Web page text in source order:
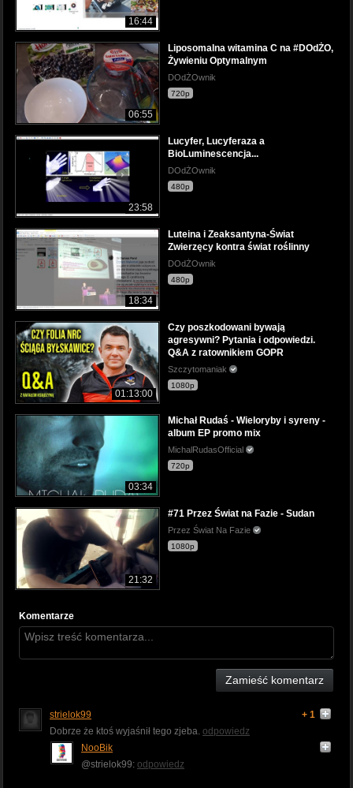
16:44
06:55
Liposomalna witamina C na #DOdŻO,
Żywieniu Optymalnym
DOdŻOwnik
720p
23:58
Lucyfer, Lucyferaza a
BioLuminescencja...
DOdŻOwnik
480p
18:34
Luteina i Zeaksantyna-Świat
Zwierzęcy kontra świat roślinny
DOdŻOwnik
480p
01:13:00
Czy poszkodowani bywają
agresywni? Pytania i odpowiedzi.
Q&A z ratownikiem GOPR
Szczytomaniak
1080p
03:34
Michał Rudaś - Wieloryby i syreny -
album EP promo mix
MichalRudasOfficial
720p
21:32
#71 Przez Świat na Fazie - Sudan
Przez Świat Na Fazie
1080p
Komentarze
Zamieść komentarz
strielok99
+ 1
Dobrze że ktoś wyjaśnił tego zjeba. odpowiedz
NooBik
@strielok99: odpowiedz